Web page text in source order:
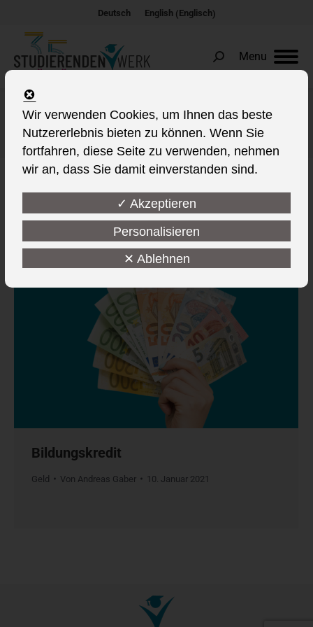
Deutsch English(Englisch)
Menu
Search:
Schlagwort-Archive:BVA
Sie befinden sich hier:
Bildungskredit
Geld Von Andreas Gaber 10. Januar 2021
Wir verwenden Cookies, um Ihnen das beste
Nutzererlebnis bieten zu können. Wenn Sie
fortfahren, diese Seite zu verwenden, nehmen
wir an, dass Sie damit einverstanden sind.
✓ Akzeptieren
Personalisieren
✕ Ablehnen